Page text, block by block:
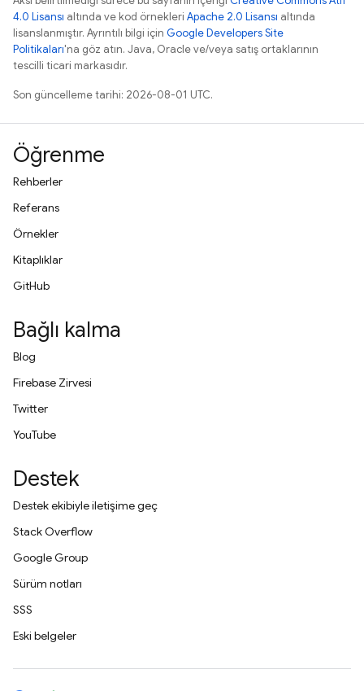
4.0 Lisansı altında ve kod örnekleri Apache 2.0 Lisansı altında
lisanslanmıştır. Ayrıntılı bilgi için Google Developers Site
Politikaları'na göz atın. Java, Oracle ve/veya satış ortaklarının
tescilli ticari markasıdır.
Son güncelleme tarihi: 2026-08-01 UTC.
Öğrenme
Rehberler
Referans
Örnekler
Kitaplıklar
GitHub
Bağlı kalma
Blog
Firebase Zirvesi
Twitter
YouTube
Destek
Destek ekibiyle iletişime geç
Stack Overflow
Google Group
Sürüm notları
SSS
Eski belgeler